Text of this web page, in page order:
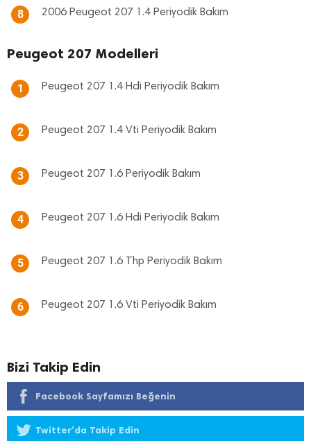
8 2006 Peugeot 207 1.4 Periyodik Bakım
Peugeot 207 Modelleri
1 Peugeot 207 1.4 Hdi Periyodik Bakım
2 Peugeot 207 1.4 Vti Periyodik Bakım
3 Peugeot 207 1.6 Periyodik Bakım
4 Peugeot 207 1.6 Hdi Periyodik Bakım
5 Peugeot 207 1.6 Thp Periyodik Bakım
6 Peugeot 207 1.6 Vti Periyodik Bakım
Bizi Takip Edin
Facebook Sayfamızı Beğenin
Twitter'da Takip Edin